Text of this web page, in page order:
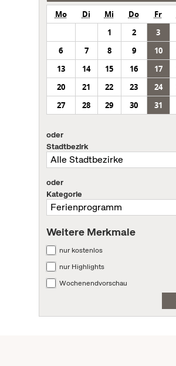
Mo Di Mi Do Fr
1
2 3
6
7 8 9 10
13
14 15 16 17
20
21 22 23 24
27
28 29 30 31
oder
Stadtbezirk
oder
Kategorie
Weitere Merkmale
nur kostenlos
nur Highlights
Wochenendvorschau